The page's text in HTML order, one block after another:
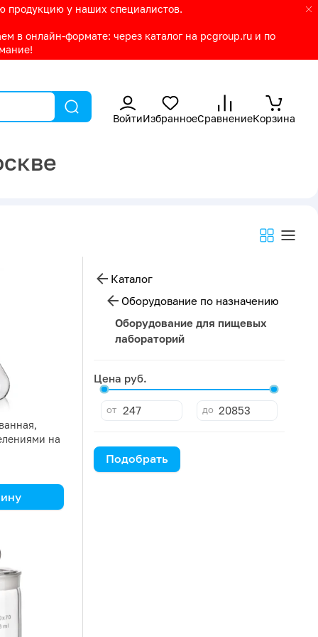
продукцию у наших специалистов.
в онлайн-формате: через каталог на pcgroup.ru и по
ВойтиИзбранноеСравнениеКорзина
на
431 561
Каталог
Оборудование по назначению
Оборудование для пищевых
лабораторий
Цена руб.
от до
Подобрать